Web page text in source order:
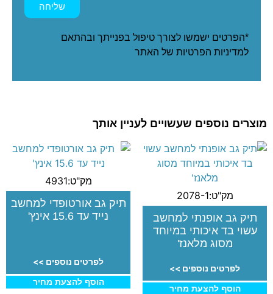
שליחה
*הפרטים ישמשו לצורך טיפול בפנייתך ובהתאם
למדיניות הפרטיות של האתר
מוצרים נוספים שעשויים לעניין אותך
מק"ט:2078-1
תיק גב אופנתי למחשב
עשוי בד איכותי במיוחד
מסוג מלאנז'
לפרטים נוספים >>
הוסף להצעת מחיר
מק"ט:4931
תיק גב אורטופדי למחשב
נייד עד 15.6 אינץ'
לפרטים נוספים >>
הוסף להצעת מחיר